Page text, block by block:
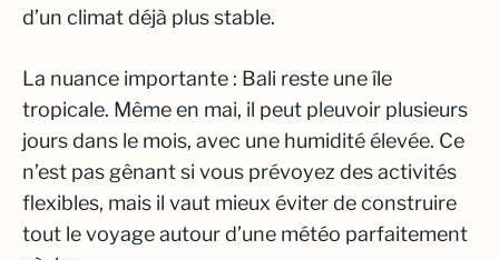
d’un climat déjà plus stable.
La nuance importante : Bali reste une île
tropicale. Même en mai, il peut pleuvoir plusieurs
jours dans le mois, avec une humidité élevée. Ce
n’est pas gênant si vous prévoyez des activités
flexibles, mais il vaut mieux éviter de construire
tout le voyage autour d’une météo parfaitement